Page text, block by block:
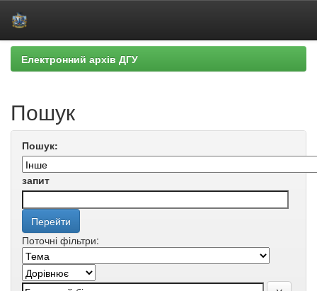
Skip
navigation
Електронний архів ДГУ
Пошук
Пошук:
запит
Поточні фільтри: